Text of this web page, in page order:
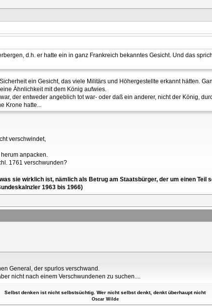
d.h. er hatte ein in ganz Frankreich bekanntes Gesicht. Und das
ein Gesicht, das viele Militärs und Höhergestellte erkannt hätten.
Ähnlichkeit mit dem König aufwies.
der entweder angeblich tot war- oder daß ein anderer, nicht der König,
Krone hatte...
verschwindet,
anpacken.
1761 verschwunden?
sie wirklich ist, nämlich als Betrug am Staatsbürger, der um einen Teil
1963 bis 1966)
General, der spurlos verschwand.
nicht nach einem Verschwundenen zu suchen....
Selbst denken ist nicht selbstsüchtig. Wer nicht selbst denkt, denkt überhaupt nicht
Oscar Wilde